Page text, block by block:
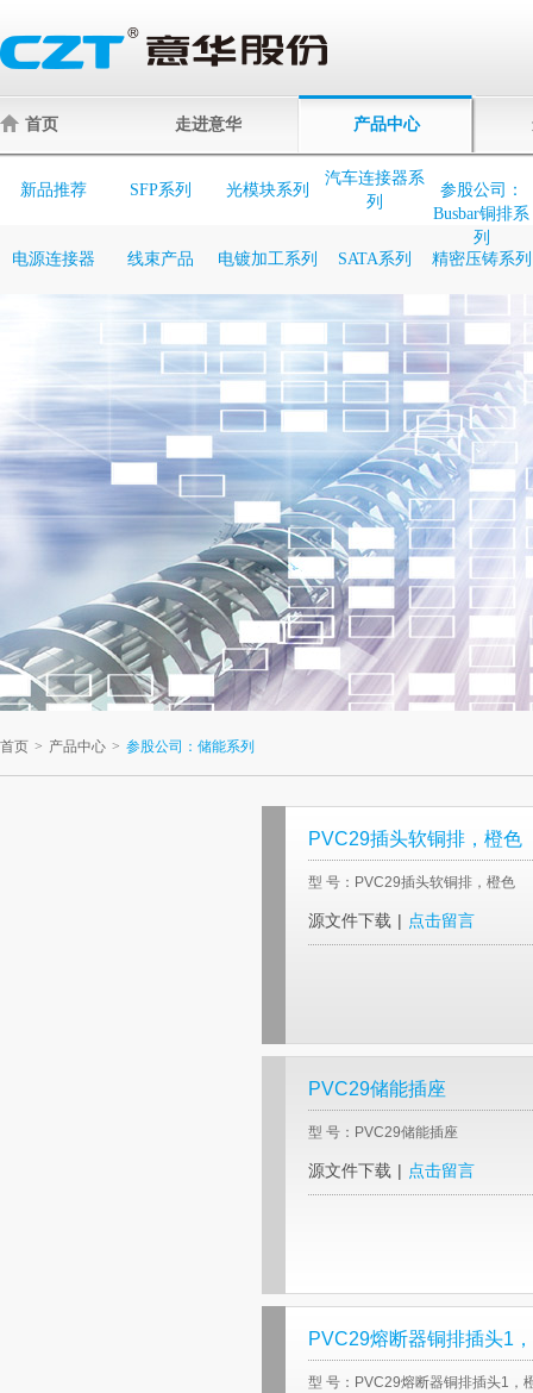
首页 走进意华 产品中心
新品推荐 SFP系列 光模块系列
汽车连接器系
列
参股公司：
Busbar铜排系
列
电源连接器
线束产品 电镀加工系列 SATA系列 精密压铸系列
首页 > 产品中心 > 参股公司：储能系列
PVC29插头软铜排，橙色
型 号：PVC29插头软铜排，橙色
源文件下载 | 点击留言
PVC29储能插座
型 号：PVC29储能插座
源文件下载 | 点击留言
PVC29熔断器铜排插头1
型 号：PVC29熔断器铜排插头1，